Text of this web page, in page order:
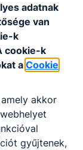
adatnak
van
k
cookie-k
aCookie
akkor
gyűjtenek,